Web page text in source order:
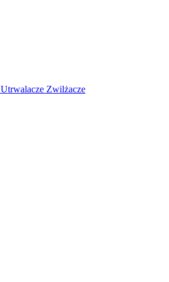
Utrwalacze Zwilżacze